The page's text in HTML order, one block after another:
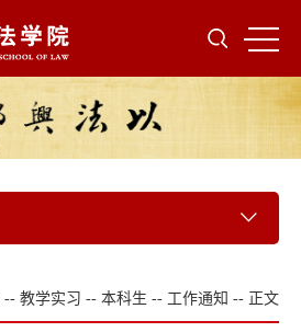
-- 教学实习 -- 本科生 -- 工作通知 -- 正文